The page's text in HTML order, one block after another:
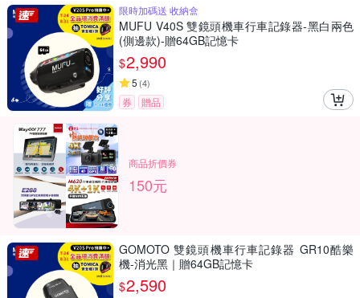
限時加碼送 收納盒
MUFU V40S 雙鏡頭機車行車記錄器-黑白兩色
(側邊款)-贈64GB記憶卡
$2,990
5 (4)
券 贈品
商品折價券
150元
GOMOTO 雙鏡頭機車行車記錄器 GR10酷樂
機-消光黑｜贈64GB記憶卡
$2,590